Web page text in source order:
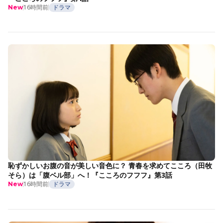
New16時間前 ドラマ
恥ずかしいお腹の音が美しい音色に？ 青春を求めてこころ（田牧
そら）は「腹ベル部」へ！『こころのフフフ』第3話
New16時間前 ドラマ